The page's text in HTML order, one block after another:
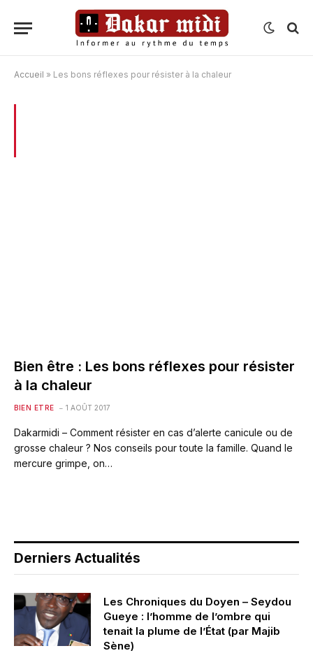
Accueil » Les bons réflexes pour résister à la chaleur
Bien être : Les bons réflexes pour résister
à la chaleur
BIEN ETRE 1 AOÛT 2017
Dakarmidi – Comment résister en cas d’alerte canicule ou de
grosse chaleur ? Nos conseils pour toute la famille. Quand le
mercure grimpe, on…
Derniers Actualités
Les Chroniques du Doyen – Seydou
Gueye : l’homme de l’ombre qui
tenait la plume de l’État (par Majib
Sène)